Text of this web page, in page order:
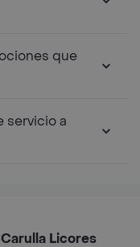
que
servicio a
Licores